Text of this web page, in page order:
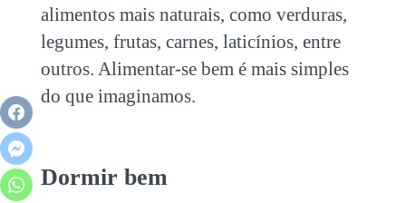
alimentos mais naturais, como verduras,
legumes, frutas, carnes, laticínios, entre
outros. Alimentar-se bem é mais simples
do que imaginamos.
Dormir bem